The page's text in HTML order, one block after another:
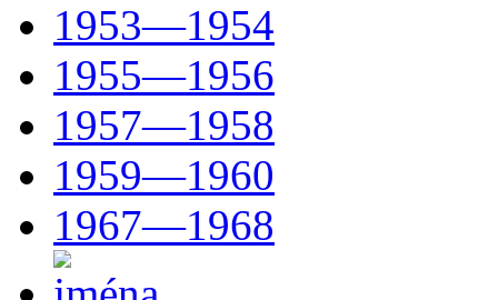
1953—1954
1955—1956
1957—1958
1959—1960
1967—1968